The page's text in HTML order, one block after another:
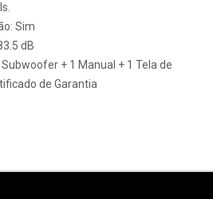
Sim
dB
+ 1 Manual + 1 Tela de
de Garantia